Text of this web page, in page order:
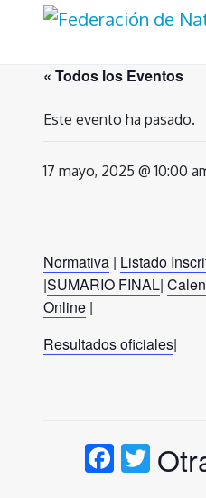
« Todos los Eventos
Este evento ha pasado.
17 mayo, 2025 @ 10:00
Normativa | Listado
|SUMARIO FINAL|
Online |
Resultados oficiales|